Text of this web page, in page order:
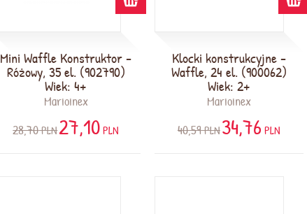
Mini Waffle Konstruktor -
Różowy, 35 el. (902790)
Wiek: 4+
Marioinex
28,70PLN27,10PLN
Klocki konstrukcyjne -
Waffle, 24 el. (900062)
Wiek: 2+
Marioinex
40,59PLN34,76 PLN